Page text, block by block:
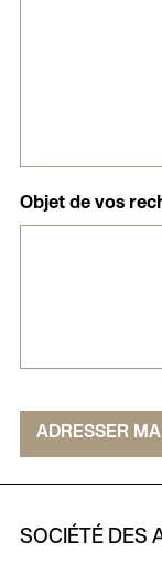
Objet de vos
ADRESSER
SOCIÉTÉ DES